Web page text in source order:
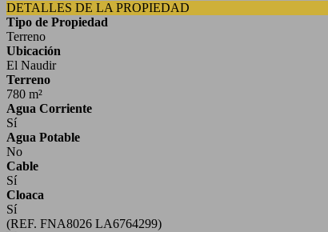
DETALLES DE LA PROPIEDAD
Tipo de Propiedad
Terreno
Ubicación
El Naudir
Terreno
780 m²
Agua Corriente
Sí
Agua Potable
No
Cable
Sí
Cloaca
Sí
(REF. FNA8026 LA6764299)